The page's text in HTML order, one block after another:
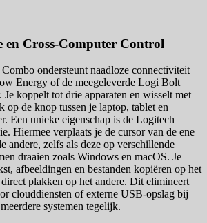
en Cross-Computer Control
ondersteunt naadloze connectiviteit
Energy of de meegeleverde Logi Bolt
koppelt tot drie apparaten en wisselt met
op de knop tussen je laptop, tablet en
Een unieke eigenschap is de Logitech
Hiermee verplaats je de cursor van de ene
andere, zelfs als deze op verschillende
draaien zoals Windows en macOS. Je
afbeeldingen en bestanden kopiëren op het
direct plakken op het andere. Dit elimineert
clouddiensten of externe USB-opslag bij
systemen tegelijk.